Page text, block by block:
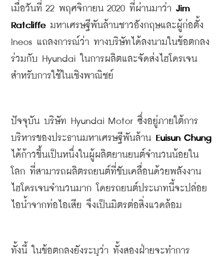
เมื่อวันที่ 22 พฤศจิกายน 2020 ที่ผ่านมาว่า Jim
Ratcliffe มหาเศรษฐีพันล้านชาวอังกฤษและผู้ก่อตั้ง
Ineos แถลงการณ์ว่า ทางบริษัทได้ลงนามในข้อตกลง
ร่วมกับ Hyundai
ในการผลิตและจัดส่งไฮโดรเจน
สำหรับการใช้ในเชิงพาณิชย์
ปัจจุบัน บริษัท Hyundai Motor ซึ่งอยู่ภายใต้การ
บริหารของประธานมหาเศรษฐีพันล้าน Euisun Chung
ได้ก้าวขึ้นเป็นหนึ่งในผู้ผลิตยานยนต์จำนวนน้อยใน
โลก ที่สามารถผลิตรถยนต์ที่ขับเคลื่อนด้วยพลังงาน
ไฮโดรเจนจำนวนมาก โดยรถยนต์ประเภทนี้จะปล่อย
ไอน้ำจากท่อไอเสีย จึงเป็นมิตรต่อสิ่งแวดล้อม
ทั้งนี้ ในข้อตกลงยังระบุว่า ทั้งสองฝ่ายจะทำการ